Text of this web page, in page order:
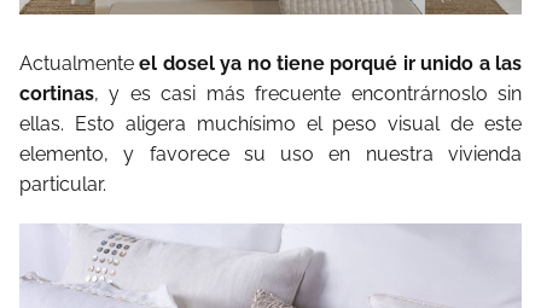
Actualmenteel dosel ya no tiene porqué ir unido a las
cortinas, y es casi más frecuente encontrárnoslo sin
ellas. Esto aligera muchísimo el peso visual de este
elemento, y favorece su uso en nuestra vivienda
particular.